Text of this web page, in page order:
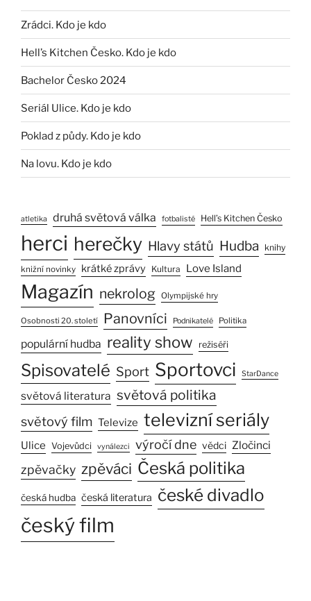
Zrádci. Kdo je kdo
Hell’s Kitchen Česko. Kdo je kdo
Bachelor Česko 2024
Seriál Ulice. Kdo je kdo
Poklad z půdy. Kdo je kdo
Na lovu. Kdo je kdo
atletika druhá světová válka fotbalisté Hell’s Kitchen Česko
herci herečky Hlavy států Hudba knihy
knižní novinky krátké zprávy Kultura Love Island
Magazín nekrolog Olympijské hry
Osobnosti 20. století Panovníci Podnikatelé Politika
populární hudba reality show režiséři
Spisovatelé Sport Sportovci StarDance
světová literatura světová politika
světový film Televize televizní seriály
Ulice Vojevůdci vynálezci výročí dne vědci Zločinci
zpěvačky zpěváci Česká politika
česká hudba česká literatura české divadlo
český film